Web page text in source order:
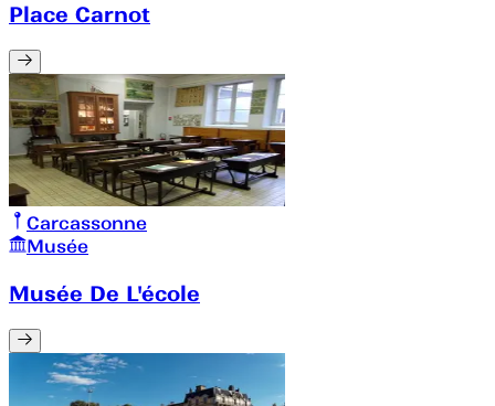
Place Carnot
Carcassonne
Musée
Musée De L'école